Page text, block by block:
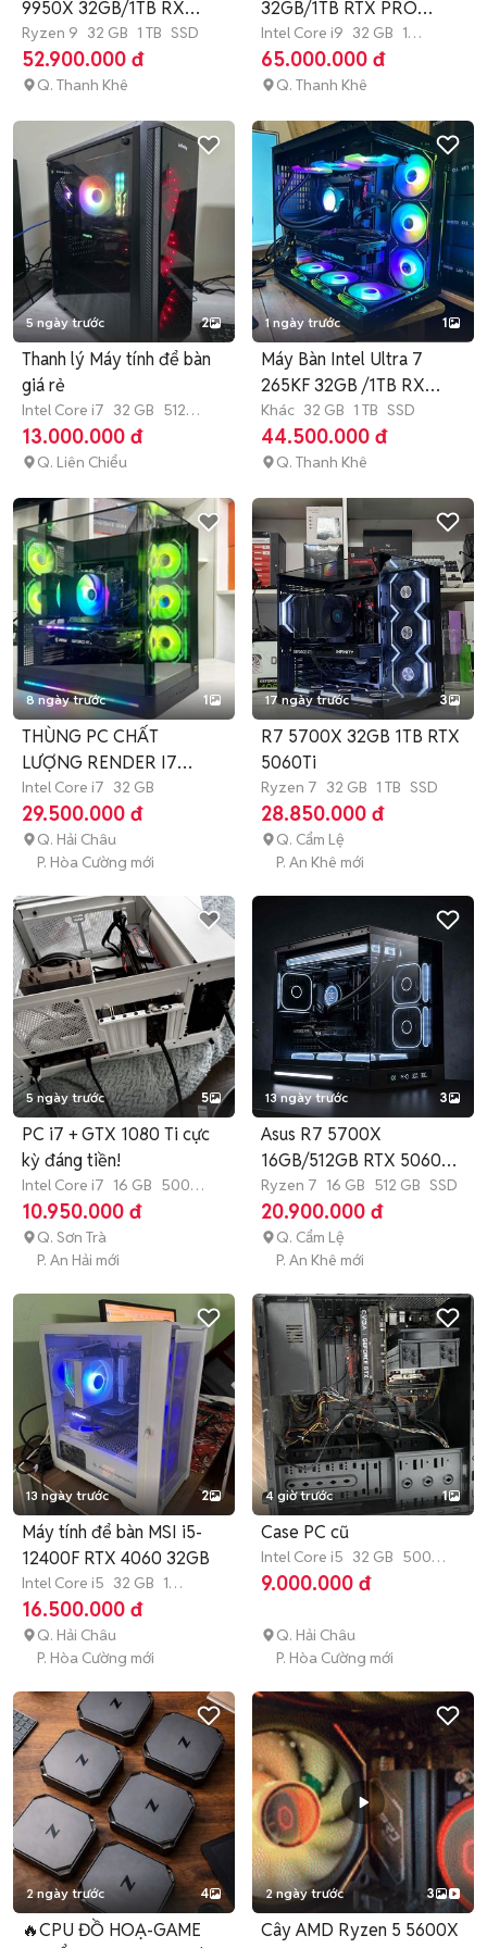
9950X 32GB/1TB RX
7800 XT 16GB
Ryzen 9 32 GB 1 TB SSD
52.900.000 đ
Q. Thanh Khê
32GB/1TB RTX PRO
2000
Intel Core i9 32 GB 1
TB
SSD
65.000.000 đ
Q. Thanh Khê
5 ngày trước 2
Thanh lý Máy tính để bàn
giá rẻ
Intel Core i7 32 GB 512
GB SSD
13.000.000 đ
Q. Liên Chiểu
1 ngày trước 1
Máy Bàn Intel Ultra 7
265KF 32GB /1TB RX
7800 XT
Khác 32 GB 1 TB SSD
44.500.000 đ
Q. Thanh Khê
8 ngày trước 1
THÙNG PC CHẤT
LƯỢNG RENDER I7
12700K 32G RTX-3060
Intel Core i7 32 GB
29.500.000 đ
Q. Hải Châu
P. Hòa Cường mới
17 ngày trước 3
R7 5700X 32GB 1TB RTX
5060Ti
Ryzen 7 32 GB 1 TB SSD
28.850.000 đ
Q. Cẩm Lệ
P. An Khê mới
5 ngày trước 5
PC i7 + GTX 1080 Ti cực
kỳ đáng tiền!
Intel Core i7 16 GB 500
GB SSD
10.950.000 đ
Q. Sơn Trà
P. An Hải mới
13 ngày trước 3
Asus R7 5700X
16GB/512GB RTX 5060
Like New
Ryzen 7 16 GB 512 GB SSD
20.900.000 đ
Q. Cẩm Lệ
P. An Khê mới
13 ngày trước 2
Máy tính để bàn MSI i5-
12400F RTX 4060 32GB
Intel Core i5 32 GB 1
TB
SSD
16.500.000 đ
Q. Hải Châu
P. Hòa Cường mới
4 giờ trước 1
Case PC cũ
Intel Core i5 32 GB 500
GB SSD
9.000.000 đ
Q. Hải Châu
P. Hòa Cường mới
2 ngày trước 4
🔥CPU ĐỒ HOẠ-GAME
2 ngày trước 3
Cây AMD Ryzen 5 5600X